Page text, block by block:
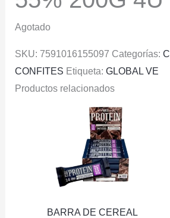
Agotado
SKU: 7591016155097 Categorías:
CONFITES Etiqueta: GLOBAL VE
Productos relacionados
BARRA DE CEREAL